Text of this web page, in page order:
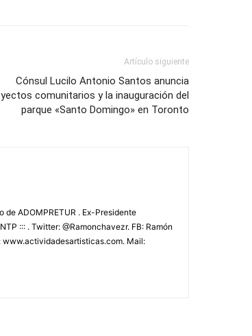
Artículo siguiente
Cónsul Lucilo Antonio Santos anuncia
comunitarios y la inauguración del
parque «Santo Domingo» en Toronto
de ADOMPRETUR . Ex-Presidente
::: . Twitter: @Ramonchavezr. FB: Ramón
www.actividadesartisticas.com. Mail: